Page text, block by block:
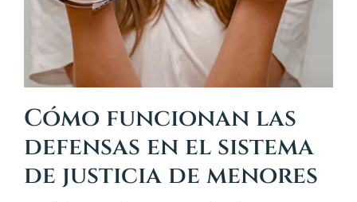
Cómo funcionan las
defensas en el sistema
de justicia de menores